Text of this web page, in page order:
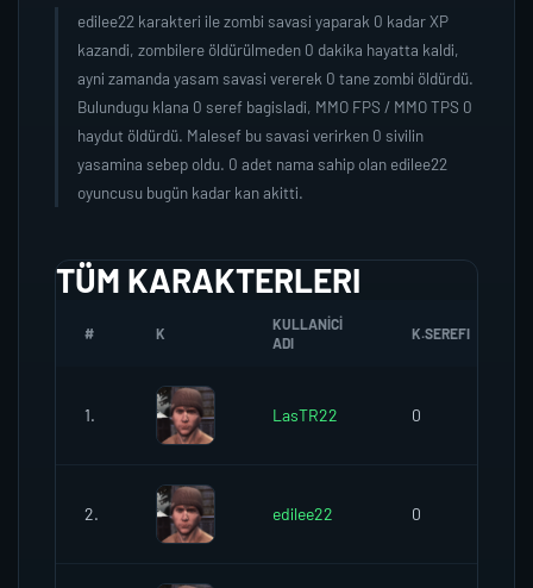
edilee22 karakteri ile zombi savasi yaparak 0 kadar XP
kazandi, zombilere öldürülmeden 0 dakika hayatta kaldi,
ayni zamanda yasam savasi vererek 0 tane zombi öldürdü.
Bulundugu klana 0 seref bagisladi, MMO FPS / MMO TPS 0
haydut öldürdü. Malesef bu savasi verirken 0 sivilin
yasamina sebep oldu. 0 adet nama sahip olan edilee22
oyuncusu bugün kadar kan akitti.
TÜM KARAKTERLERI
# K
KULLANICI
ADI
K.SEREFI
1. LasTR22 0
2. edilee22 0